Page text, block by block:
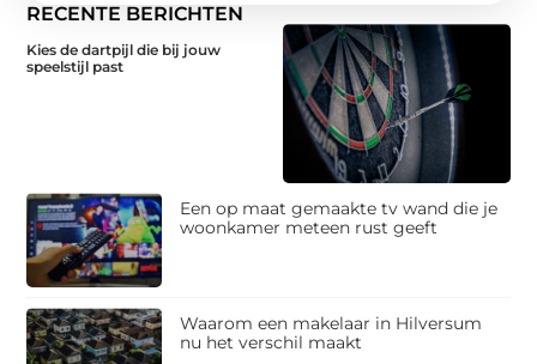
RECENTE BERICHTEN
Kies de dartpijl die bij jouw
speelstijl past
Een op maat gemaakte tv wand die je
woonkamer meteen rust geeft
Waarom een makelaar in Hilversum
nu het verschil maakt